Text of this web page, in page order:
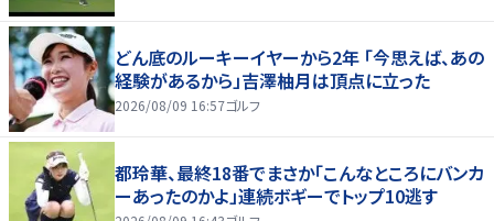
どん底のルーキーイヤーから2年 「今思えば、あの
経験があるから」吉澤柚月は頂点に立った
2026/08/09 16:57ゴルフ
都玲華、最終18番でまさか「こんなところにバンカ
ーあったのかよ」連続ボギーでトップ10逃す